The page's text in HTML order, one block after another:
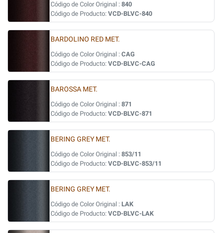
Código de Color Original : 840
Código de Producto: VCD-BLVC-840
BARDOLINO RED MET.
Código de Color Original : CAG
Código de Producto: VCD-BLVC-CAG
BAROSSA MET.
Código de Color Original : 871
Código de Producto: VCD-BLVC-871
BERING GREY MET.
Código de Color Original : 853/11
Código de Producto: VCD-BLVC-853/11
BERING GREY MET.
Código de Color Original : LAK
Código de Producto: VCD-BLVC-LAK